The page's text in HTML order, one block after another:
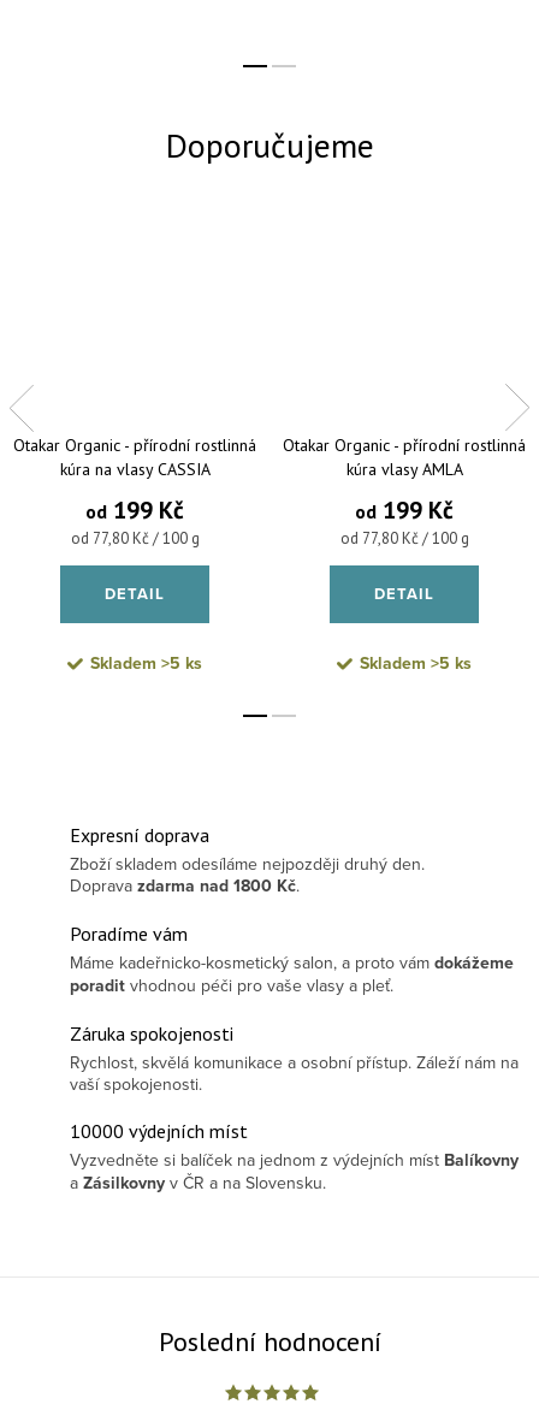
Otakar Organic - přírodní rostlinná
kúra na vlasy CASSIA
od 199 Kč
Měrná cena:
od 77,80 Kč / 100 g
DETAIL
Skladem >5 ks
Otakar Organic - přírodní rostlinná
kúra vlasy AMLA
od 199 Kč
Měrná cena:
od 77,80 Kč / 100 g
DETAIL
Skladem >5 ks
Expresní doprava
Zboží skladem odesíláme nejpozději druhý den.
Doprava zdarma nad 1800 Kč.
Poradíme vám
Máme kadeřnicko-kosmetický salon, a proto vám dokážeme
poradit vhodnou péči pro vaše vlasy a pleť.
Záruka spokojenosti
Rychlost, skvělá komunikace a osobní přístup. Záleží nám na
vaší spokojenosti.
10000 výdejních míst
Vyzvedněte si balíček na jednom z výdejních míst Balíkovny
a Zásilkovny v ČR a na Slovensku.
Poslední hodnocení